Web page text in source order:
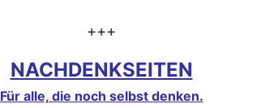
+++
NACHDENKSEITEN
Für alle, die noch selbst denken.